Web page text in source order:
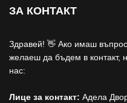
ЗА КОНТАКТ
Здравей! 👋 Ако имаш
желаеш да бъдем в контакт,
нас:
Лице за контакт: Адела